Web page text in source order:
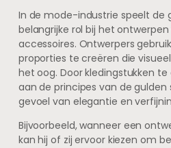
In de mode-industrie speelt de
belangrijke rol bij het
accessoires. Ontwerpers
proporties te creëren die
het oog. Door kledingstukken
aan de principes van de gulden
gevoel van elegantie en
Bijvoorbeeld, wanneer een
kan hij of zij ervoor kiezen om